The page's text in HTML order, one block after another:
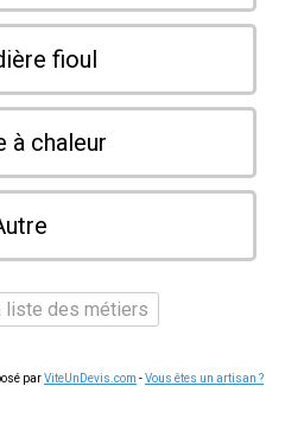
fioul
à chaleur
liste des métiers
parViteUnDevis.com -Vous êtes un artisan ?